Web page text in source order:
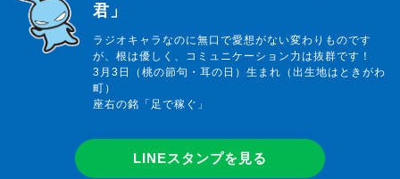
君」
ラジオキャラなのに無口で愛想がない変わりものです
が、根は優しく、コミュニケーション力は抜群です！
3月3日（桃の節句・耳の日）生まれ（出生地はときがわ
町）
座右の銘「足で稼ぐ」
LINEスタンプを見る